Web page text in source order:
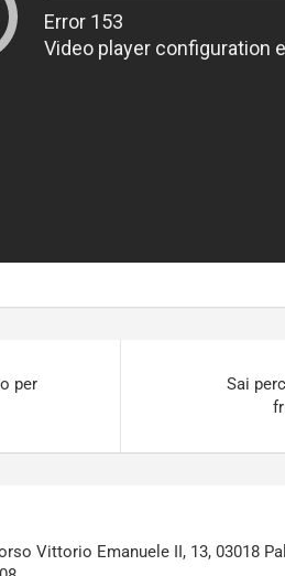
per
Sai
Vittorio Emanuele II, 13, 03018